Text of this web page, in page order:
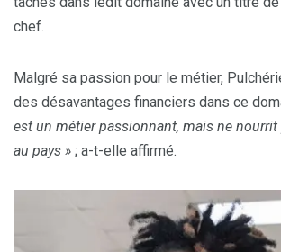
chef.
Malgré sa passion pour le métier,
des désavantages financiers dans ce
est un métier passionnant, mais ne
au pays » ; a-t-elle affirmé.